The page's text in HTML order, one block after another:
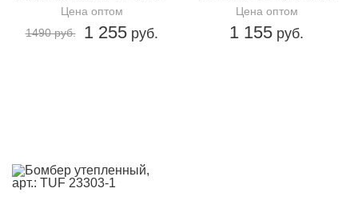
Цена оптом
1490 руб.
1 255руб.
Цена оптом
1 155 руб.